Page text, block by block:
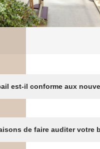
est-il conforme aux
de faire auditer votre